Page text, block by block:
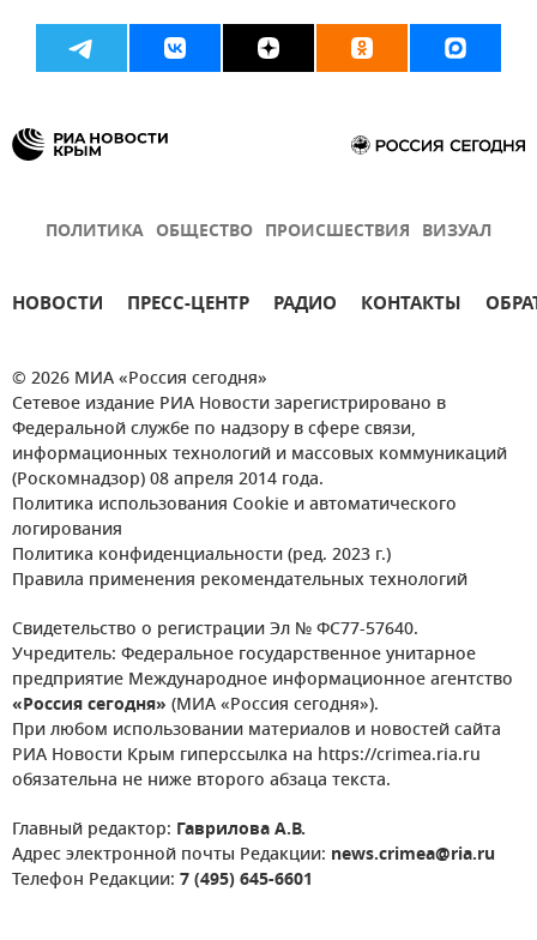
ПОЛИТИКА ОБЩЕСТВО ПРОИСШЕСТВИЯ ВИЗУАЛ
НОВОСТИ ПРЕСС-ЦЕНТР РАДИО КОНТАКТЫ
© 2026 МИА «Россия сегодня»
Сетевое издание РИА Новости зарегистрировано в
Федеральной службе по надзору в сфере связи,
информационных технологий и массовых коммуникаций
(Роскомнадзор) 08 апреля 2014 года.
Политика использования Cookie и автоматического
логирования
Политика конфиденциальности (ред. 2023 г.)
Правила применения рекомендательных технологий
Свидетельство о регистрации Эл № ФС77-57640.
Учредитель: Федеральное государственное унитарное
предприятие Международное информационное агентство
«Россия сегодня» (МИА «Россия сегодня»).
При любом использовании материалов и новостей сайта
РИА Новости Крым гиперссылка на https://crimea.ria.ru
обязательна не ниже второго абзаца текста.
Главный редактор: Гаврилова А.В.
Адрес электронной почты Редакции: news.crimea@ria.ru
Телефон Редакции: 7 (495) 645-6601